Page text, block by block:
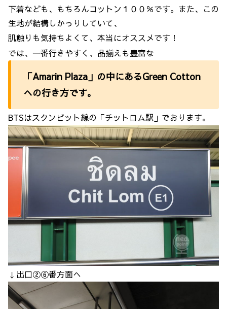
下着なども、もちろんコットン１００％です。また、この
生地が結構しかっりしていて、
肌触りも気持ちよくて、本当にオススメです！
では、一番行きやすく、品揃えも豊富な
「Amarin Plaza」の中にあるGreen Cotton
への行き方です。
BTSはスクンビット線の「チットロム駅」でおります。
↓出口②⑥番方面へ